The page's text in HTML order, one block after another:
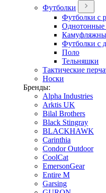
Футболки
Футболки с
Однотонные
Футболки с
Поло
Тельняшки
Тактические
Носки
Бренды:
Alpha Industries
Arktis UK
Bilal Brothers
Black Stingray
BLACKHAWK
Carinthia
Condor Outdoor
CoolCat
EmersonGear
Entire M
Garsing